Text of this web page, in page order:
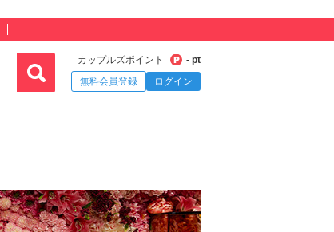
カップルズポイント
- pt
無料会員登録
ログイン